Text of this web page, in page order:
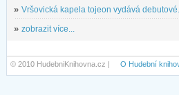
» Vršovická kapela tojeon vydává
» zobrazit více...
© 2010 HudebniKnihovna.cz | O Hudební